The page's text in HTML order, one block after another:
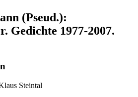
(Pseud.):
Gedichte 1977-2007.
Steintal